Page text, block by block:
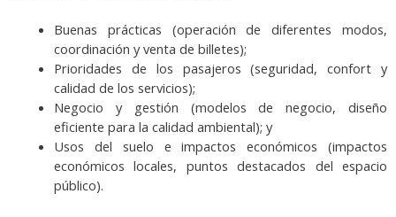
Buenas prácticas (operación de diferentes modos,
coordinación y venta de billetes);
Prioridades de los pasajeros (seguridad, confort y
calidad de los servicios);
Negocio y gestión (modelos de negocio, diseño
eficiente para la calidad ambiental); y
Usos del suelo e impactos económicos (impactos
económicos locales, puntos destacados del espacio
público).